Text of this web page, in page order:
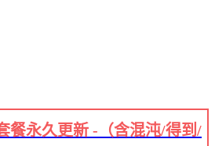
餐永久更新 -（含混沌/得到/